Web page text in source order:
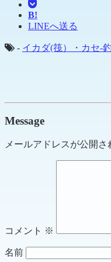
B!
LINEへ送る
- イカダ(筏）・カセ-
Message
メールアドレスが公開さ
コメント ※
名前